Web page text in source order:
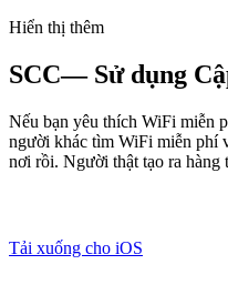
Hiển thị thêm
SCC— Sử dụng
Nếu bạn yêu thích WiFi miễn
người khác tìm WiFi miễn phí
nơi rồi. Người thật tạo ra hàng
Tải xuống cho iOS